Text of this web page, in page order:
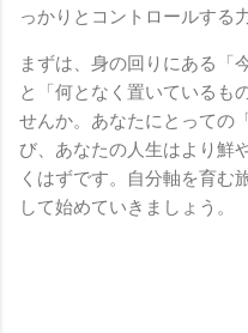
っかりとコントロールする
まずは、身の回りにある「
と「何となく置いているも
せんか。あなたにとっての
び、あなたの人生はより鮮
くはずです。自分軸を育む
して始めていきましょう。